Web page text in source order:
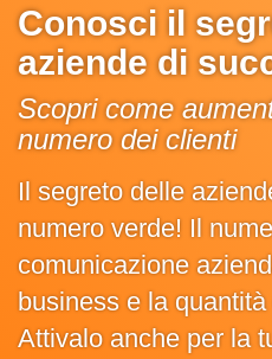
Conosci il
aziende di
Scopri come
numero dei clienti
Il segreto delle
numero verde! Il
comunicazione
business e la
Attivalo anche per la